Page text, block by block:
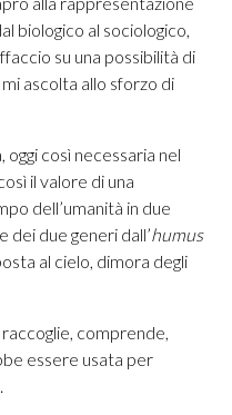
biologico al sociologico,
su una possibilità di
ascolta allo sforzo di
così necessaria nel
il valore di una
dell’umanità in due
dei due generi dall’humus
al cielo, dimora degli
comprende,
essere usata per